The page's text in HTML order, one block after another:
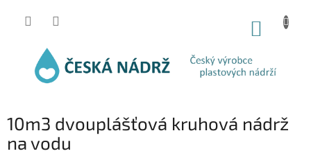
10m3 dvouplášťová kruhová nádrž
na vodu